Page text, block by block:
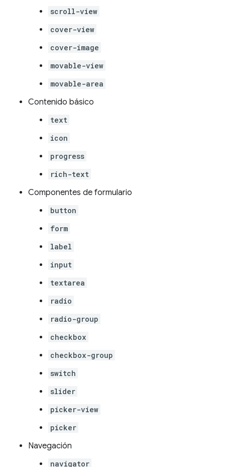
scroll-view
cover-view
cover-image
movable-view
movable-area
Contenido básico
text
icon
progress
rich-text
Componentes de formulario
button
form
label
input
textarea
radio
radio-group
checkbox
checkbox-group
switch
slider
picker-view
picker
Navegación
navigator